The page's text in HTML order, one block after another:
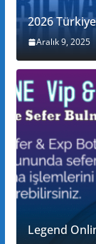
2026
Aralık 9, 2025
Legend